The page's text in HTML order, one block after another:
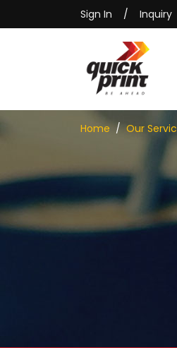
Sign In / Inquiry
Home Our